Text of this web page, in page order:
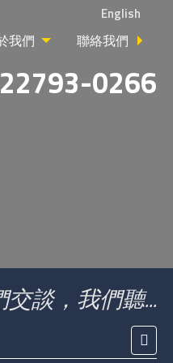
English
我們 聯絡我們
0266
談，我們聽...